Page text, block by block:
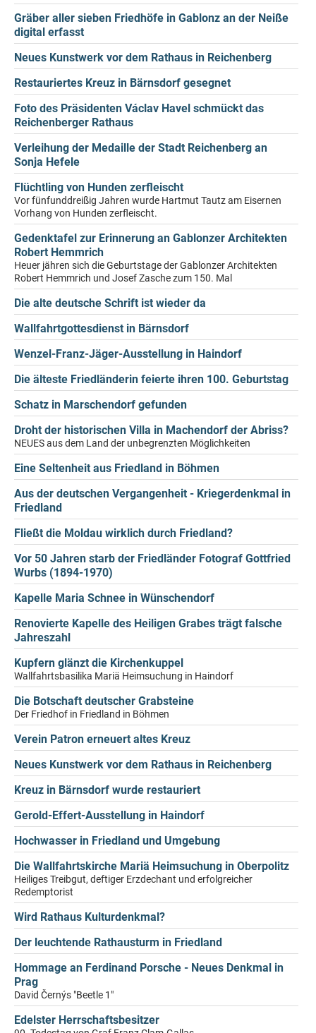
Gräber aller sieben Friedhöfe in Gablonz an der Neiße
digital erfasst
Neues Kunstwerk vor dem Rathaus in Reichenberg
Restauriertes Kreuz in Bärnsdorf gesegnet
Foto des Präsidenten Václav Havel schmückt das
Reichenberger Rathaus
Verleihung der Medaille der Stadt Reichenberg an
Sonja Hefele
Flüchtling von Hunden zerfleischt
Vor fünfunddreißig Jahren wurde Hartmut Tautz am Eisernen
Vorhang von Hunden zerfleischt.
Gedenktafel zur Erinnerung an Gablonzer Architekten
Robert Hemmrich
Heuer jähren sich die Geburtstage der Gablonzer Architekten
Robert Hemmrich und Josef Zasche zum 150. Mal
Die alte deutsche Schrift ist wieder da
Wallfahrtgottesdienst in Bärnsdorf
Wenzel-Franz-Jäger-Ausstellung in Haindorf
Die älteste Friedländerin feierte ihren 100. Geburtstag
Schatz in Marschendorf gefunden
Droht der historischen Villa in Machendorf der Abriss?
NEUES aus dem Land der unbegrenzten Möglichkeiten
Eine Seltenheit aus Friedland in Böhmen
Aus der deutschen Vergangenheit - Kriegerdenkmal in
Friedland
Fließt die Moldau wirklich durch Friedland?
Vor 50 Jahren starb der Friedländer Fotograf Gottfried
Wurbs (1894-1970)
Kapelle Maria Schnee in Wünschendorf
Renovierte Kapelle des Heiligen Grabes trägt falsche
Jahreszahl
Kupfern glänzt die Kirchenkuppel
Wallfahrtsbasilika Mariä Heimsuchung in Haindorf
Die Botschaft deutscher Grabsteine
Der Friedhof in Friedland in Böhmen
Verein Patron erneuert altes Kreuz
Neues Kunstwerk vor dem Rathaus in Reichenberg
Kreuz in Bärnsdorf wurde restauriert
Gerold-Effert-Ausstellung in Haindorf
Hochwasser in Friedland und Umgebung
Die Wallfahrtskirche Mariä Heimsuchung in Oberpolitz
Heiliges Treibgut, deftiger Erzdechant und erfolgreicher
Redemptorist
Wird Rathaus Kulturdenkmal?
Der leuchtende Rathausturm in Friedland
Hommage an Ferdinand Porsche - Neues Denkmal in
Prag
David Černýs "Beetle 1"
Edelster Herrschaftsbesitzer